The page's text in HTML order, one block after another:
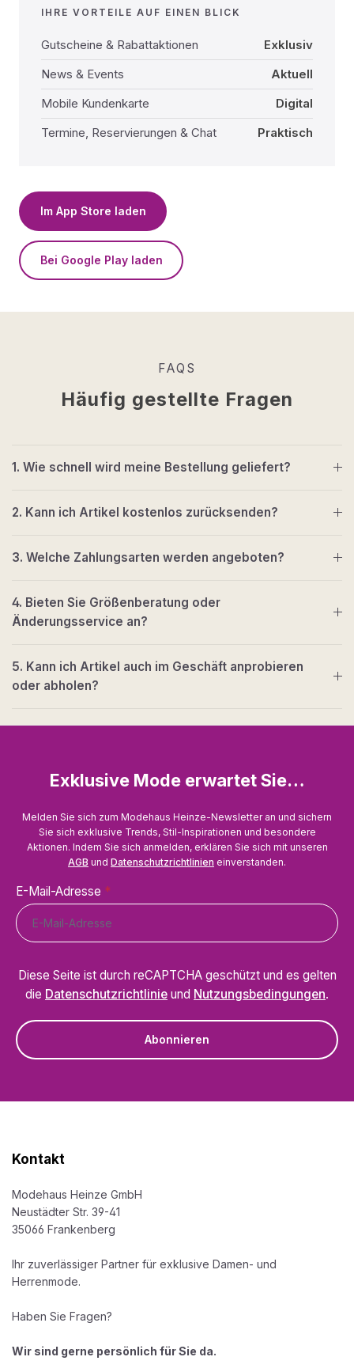
IHRE VORTEILE AUF EINEN BLICK
Gutscheine & Rabattaktionen
Exklusiv
News & Events
Aktuell
Mobile Kundenkarte
Digital
Termine, Reservierungen & Chat
Praktisch
Im App Store laden
Bei Google Play laden
FAQS
Häufig gestellte Fragen
1. Wie schnell wird meine Bestellung geliefert?
2. Kann ich Artikel kostenlos zurücksenden?
3. Welche Zahlungsarten werden angeboten?
4. Bieten Sie Größenberatung oder
Änderungsservice an?
5. Kann ich Artikel auch im Geschäft anprobieren
oder abholen?
Exklusive Mode erwartet Sie…
Melden Sie sich zum Modehaus Heinze-Newsletter an und sichern
Sie sich exklusive Trends, Stil-Inspirationen und besondere
Aktionen. Indem Sie sich anmelden, erklären Sie sich mit unseren
AGB und Datenschutzrichtlinien einverstanden.
E-Mail-Adresse *
Diese Seite ist durch reCAPTCHA geschützt und es gelten
die Datenschutzrichtlinie und Nutzungsbedingungen.
Abonnieren
Kontakt
Modehaus Heinze GmbH
Neustädter Str. 39-41
35066 Frankenberg
Ihr zuverlässiger Partner für exklusive Damen- und
Herrenmode.
Haben Sie Fragen?
Wir sind gerne persönlich für Sie da.